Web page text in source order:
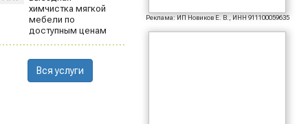
химчистка мягкой
мебели по
доступным ценам
Вся услуги
Реклама: ИП Новиков Е. В., ИНН 911100059635